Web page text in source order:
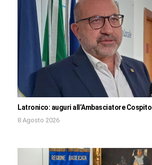
Latronico: auguri all’Ambasciatore Cospito
8 Agosto 2026